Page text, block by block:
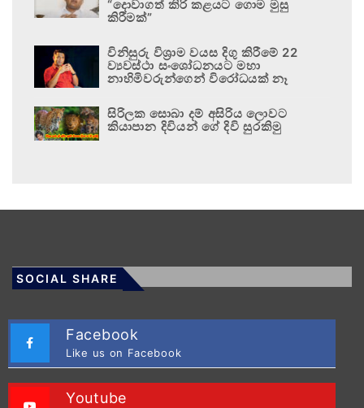
“දොවාගත් කිරි කළයට ගොම මුසු
කිරීමක්”
විනිසුරු විශ්‍රාම වයස දිගු කිරීමේ 22
ව්‍යවස්ථා සංශෝධනයට මහා
නාහිමිවරුන්ගෙන් විරෝධයක් නෑ
සිරිලක සොබා දම් අසිරිය ලොවට
කියාපාන දිවියන් ගේ දිවි සුරකිමු
SOCIAL SHARE
Facebook
Like us on Facebook
Youtube